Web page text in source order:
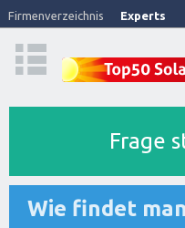
Firmenverzeichnis Experts
Frage
Wie findet